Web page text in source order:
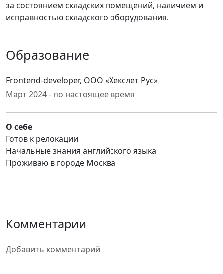
за состоянием складских помещений, наличием и
исправностью складского оборудования.
Образование
Frontend-developer, ООО «Хекслет Рус»
Март 2024 - по настоящее время
О себе
Готов к релокации
Начальные знания английского языка
Проживаю в городе Москва
Комментарии
Добавить комментарий